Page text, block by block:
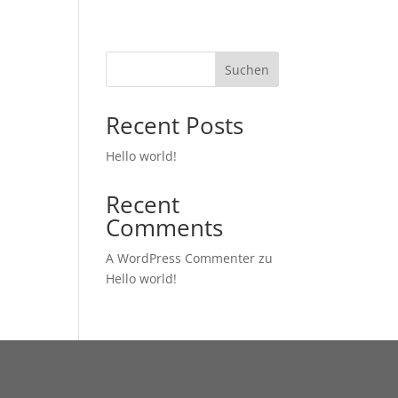
Suchen
Recent Posts
Hello world!
Recent
Comments
A WordPress Commenter zu
Hello world!